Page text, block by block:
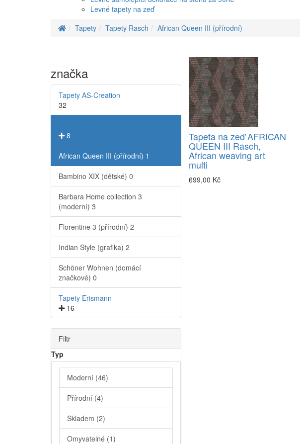
Levné tapety na zeď
Tapety
Tapety Rasch African Queen III (přírodní)
značka
Tapety AS-Creation
32
8
African Queen III (přírodní) 1
Bambino XIX (dětské) 0
Barbara Home collection 3
(moderní) 3
Florentine 3 (přírodní) 2
Indian Style (grafika) 2
Schöner Wohnen (domácí
značkové) 0
Tapety Erismann
16
Filtr
Typ
Moderní (46)
Přírodní (4)
Skladem (2)
Omyvatelné (1)
Tapeta na zeď AFRICAN
QUEEN III Rasch,
African weaving art
multi
699,00 Kč